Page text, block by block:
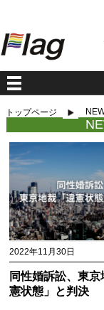
トップページ
2022年11月30日
同性婚訴訟、東京
憲状態」と判決